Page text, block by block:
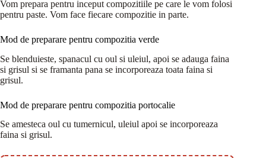
Vom prepara pentru inceput compozitiile pe care le vom folosi
pentru paste. Vom face fiecare compozitie in parte.
Mod de preparare pentru compozitia verde
Se blenduieste, spanacul cu oul si uleiul, apoi se adauga faina
si grisul si se framanta pana se incorporeaza toata faina si
grisul.
Mod de preparare pentru compozitia portocalie
Se amesteca oul cu tumernicul, uleiul apoi se incorporeaza
faina si grisul.